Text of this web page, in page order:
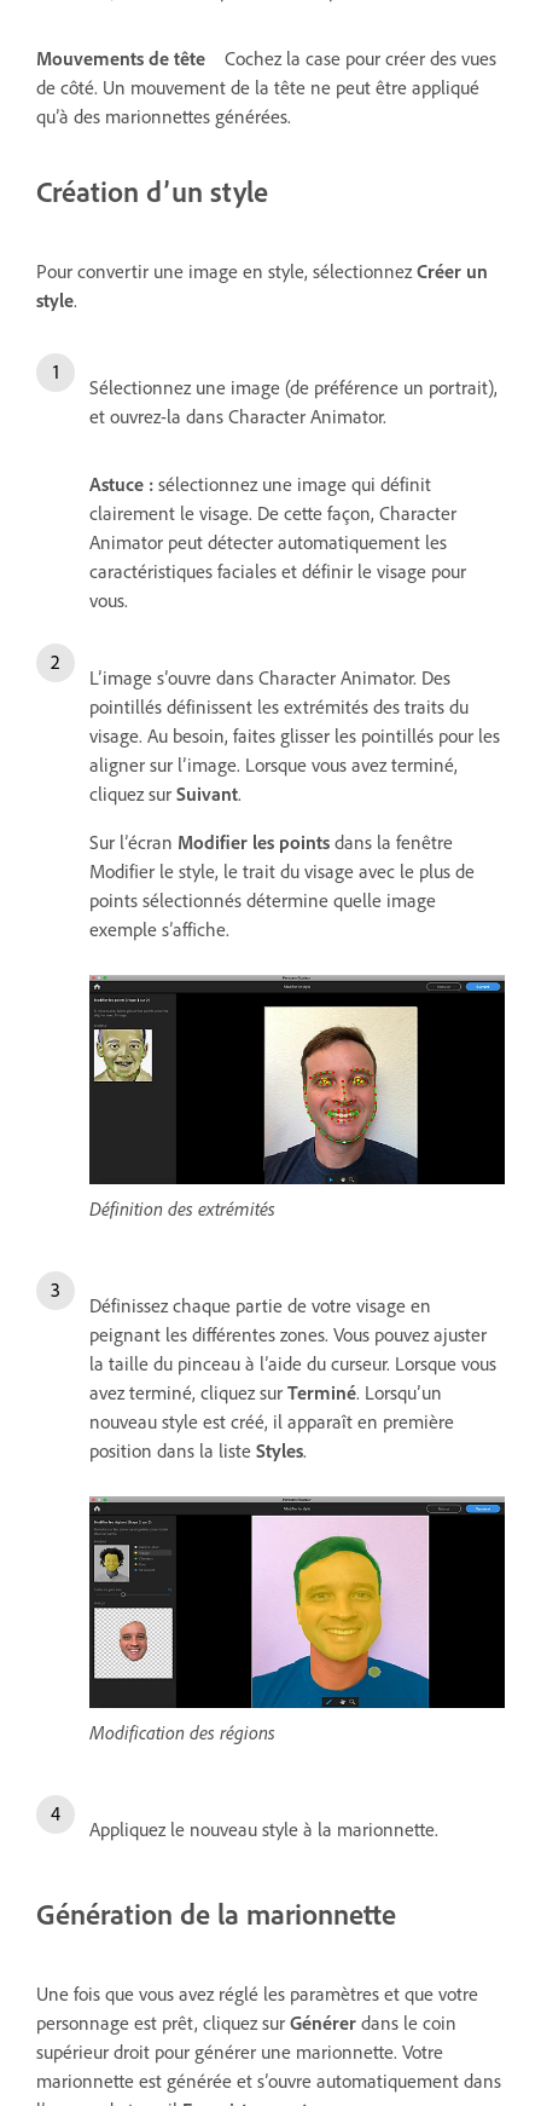
Mouvements de tête
Cochez la case pour créer des vues
de côté. Un mouvement de la tête ne peut être appliqué
qu’à des marionnettes générées.
Création d’un style
Pour convertir une image en style, sélectionnez Créer un
style.
Sélectionnez une image (de préférence un portrait),
et ouvrez-la dans Character Animator.
Astuce : sélectionnez une image qui définit
clairement le visage. De cette façon, Character
Animator peut détecter automatiquement les
caractéristiques faciales et définir le visage pour
vous.
L’image s’ouvre dans Character Animator. Des
pointillés définissent les extrémités des traits du
visage. Au besoin, faites glisser les pointillés pour les
aligner sur l’image. Lorsque vous avez terminé,
cliquez sur Suivant.
Sur l’écran Modifier les points dans la fenêtre
Modifier le style, le trait du visage avec le plus de
points sélectionnés détermine quelle image
exemple s’affiche.
Définition des extrémités
Définissez chaque partie de votre visage en
peignant les différentes zones. Vous pouvez ajuster
la taille du pinceau à l’aide du curseur. Lorsque vous
avez terminé, cliquez sur Terminé. Lorsqu’un
nouveau style est créé, il apparaît en première
position dans la liste Styles.
Modification des régions
Appliquez le nouveau style à la marionnette.
Génération de la marionnette
Une fois que vous avez réglé les paramètres et que votre
personnage est prêt, cliquez sur Générer dans le coin
supérieur droit pour générer une marionnette. Votre
marionnette est générée et sʼouvre automatiquement dans